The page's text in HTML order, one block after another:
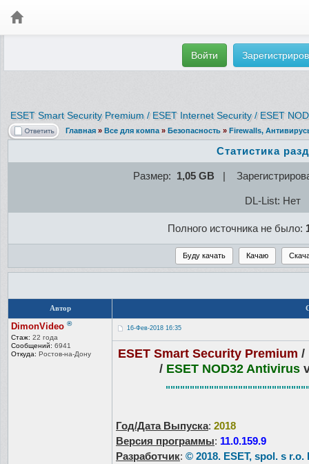
Войти
ESET Smart Security Premium / ESET Internet Security / ESET
Главная » Все для компа » Безопасность » Firewalls,
Статистика
Размер: 1,05 GB |
DL-List: Нет
Полного источника не было:
Автор
DimonVideo ®
Стаж: 22 года
Сообщений: 6941
Откуда: Ростов-на-Дону
16-Фев-2018 16:35
ESET Smart Security Premium /
/ ESET NOD32 Antivirus
Год/Дата Выпуска: 2018
Версия программы: 11.0.159.9
Разработчик: © 2018. ESET, spol. s